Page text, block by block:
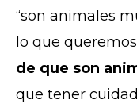
“son animales
lo que
de que son
que tener